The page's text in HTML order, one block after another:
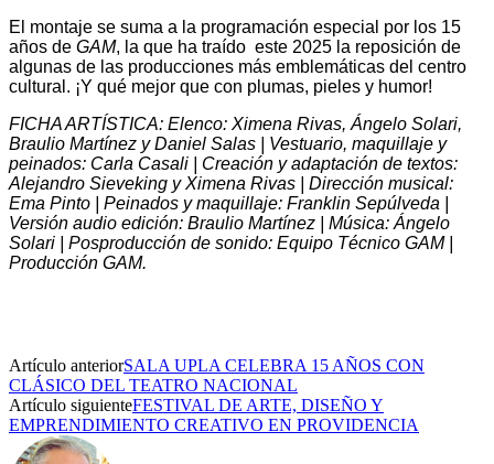
El montaje se suma a la programación especial por los 15
años de GAM, la que ha traído este 2025 la reposición de
algunas de las producciones más emblemáticas del centro
cultural. ¡Y qué mejor que con plumas, pieles y humor!
FICHA ARTÍSTICA: Elenco: Ximena Rivas, Ángelo Solari,
Braulio Martínez y Daniel Salas | Vestuario, maquillaje y
peinados: Carla Casali | Creación y adaptación de textos:
Alejandro Sieveking y Ximena Rivas | Dirección musical:
Ema Pinto | Peinados y maquillaje: Franklin Sepúlveda |
Versión audio edición: Braulio Martínez | Música: Ángelo
Solari | Posproducción de sonido: Equipo Técnico GAM |
Producción GAM.
Artículo anteriorSALA UPLA CELEBRA 15 AÑOS CON
CLÁSICO DEL TEATRO NACIONAL
Artículo siguienteFESTIVAL DE ARTE, DISEÑO Y
EMPRENDIMIENTO CREATIVO EN PROVIDENCIA